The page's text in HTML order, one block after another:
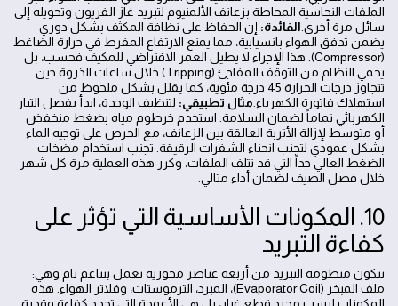
الملفات النحاسية المحاطة بزعانف الألمنيوم لتبريد غاز الفريون وتحويله إلى
سائل مرة أخرى. الفائدة: إن الحفاظ على نظافة المكثف بشكل دوري
يضمن تدفق الهواء بانسيابية، مما يمنع الارتفاع المفرط في حرارة الضاغط
(Compressor). هذا الإجراء لا يطيل العمر الافتراضي للمكيف فحسب، بل
يحمي النظام من التوقف المفاجئ (Tripping) خلال ساعات الذروة حين
تتجاوز درجات الحرارة 45 درجة مئوية، كما يقلل بشكل ملحوظ من
استهلاك فاتورة الكهرباء. مثال تطبيقي: لتنظيف الوحدة، ابدأ بفصل التيار
الكهربائي تماماً لضمان السلامة. استخدم خرطوم مياه بضغط منخفض
أو متوسط لإزالة الأتربة العالقة بين الزعانف، مع الحرص على توجيه الماء
بشكل عمودي لتجنب انحناء الشفرات الرقيقة. تجنب استخدام مضخات
الضغط العالي جداً التي قد تتلف الملفات، وكرر هذه العملية مرة كل شهر
خلال فصل الصيف لضمان أداء مثالي.
10. المكونات الأساسية التي تؤثر على
كفاءة التبريد
تتكون منظومة التبريد من أربعة عناصر محورية تعمل بتناغم تام وهي:
ملف المبخر (Evaporator Coil)، المبرد، الترموستات، وفلاتر الهواء. هذه